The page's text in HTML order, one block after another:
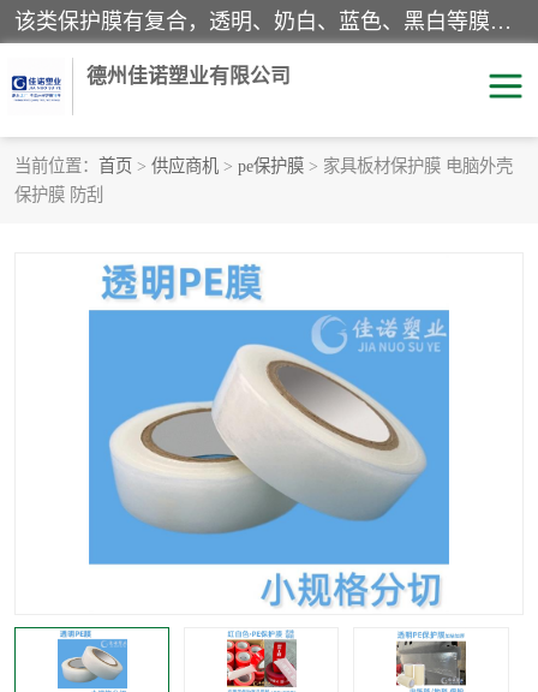
该类保护膜有复合，透明、奶白、蓝色、黑白等膜型。特高粘，高粘，中高粘，中粘，中低粘，低粘等。对于不同的粘力要求有相应的产品相适配。无胶渍残留污染。在较宽的收卷幅度下平整无皱纹，收卷长度大，利于机械化及自动化施工粘贴。为您的产品提供的表面保护解决方案。 产品广泛适用于：铝材、不锈钢、金属、塑料、电子、家电、家具、玻璃、化工材料、装饰材料等。
德州佳诺塑业有限公司
当前位置： 首页 > 供应商机 > pe保护膜 > 家具板材保护膜 电脑外壳
保护膜 防刮
pe保护膜
地毯保护膜
透明保护膜
乳白保护膜
明蓝保护膜 纯黑保护膜
印字保护膜 彩钢板保护膜
不绣钢板保护膜 两边上胶保护膜
不锈钢板保护膜 一次性隔离膜